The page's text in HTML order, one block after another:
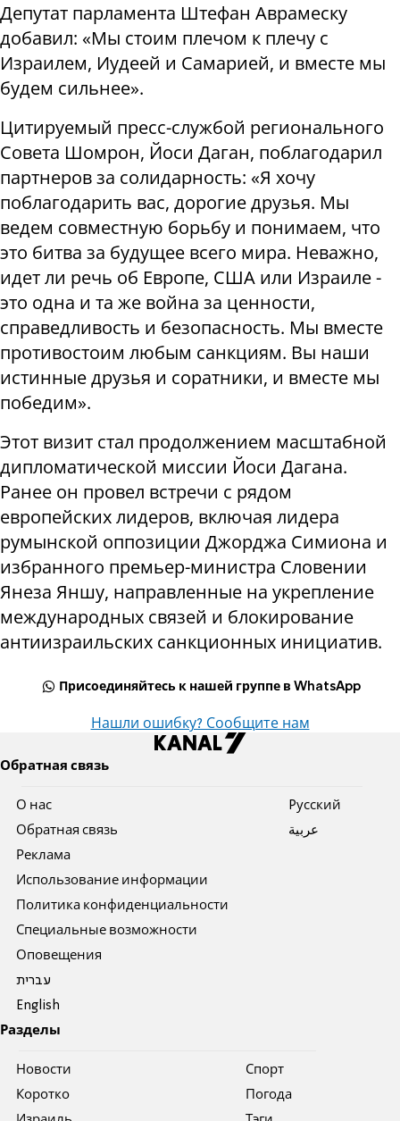
Депутат парламента Штефан Аврамеску
добавил: «Мы стоим плечом к плечу с
Израилем, Иудеей и Самарией, и вместе мы
будем сильнее».
Цитируемый пресс-службой регионального
Совета Шомрон, Йоси Даган, поблагодарил
партнеров за солидарность: «Я хочу
поблагодарить вас, дорогие друзья. Мы
ведем совместную борьбу и понимаем, что
это битва за будущее всего мира. Неважно,
идет ли речь об Европе, США или Израиле -
это одна и та же война за ценности,
справедливость и безопасность. Мы вместе
противостоим любым санкциям. Вы наши
истинные друзья и соратники, и вместе мы
победим».
Этот визит стал продолжением масштабной
дипломатической миссии Йоси Дагана.
Ранее он провел встречи с рядом
европейских лидеров, включая лидера
румынской оппозиции Джорджа Симиона и
избранного премьер-министра Словении
Янеза Яншу, направленные на укрепление
международных связей и блокирование
антиизраильских санкционных инициатив.
Присоединяйтесь к нашей группе в WhatsApp
Нашли ошибку? Сообщите нам
Обратная связь
О нас
Обратная связь
Реклама
Использование информации
Политика конфиденциальности
Специальные возможности
Оповещения
עברית
English
Pусский
عربية
Разделы
Новости
Коротко
Спорт
Погода